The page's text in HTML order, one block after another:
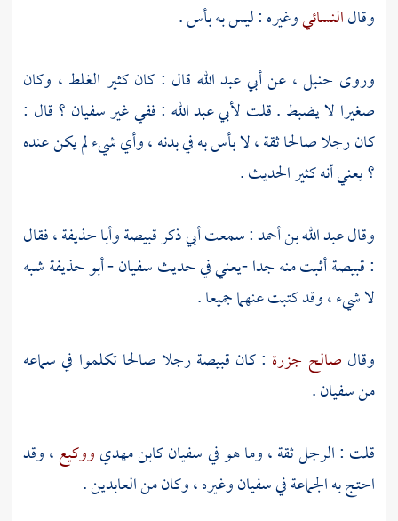
وقالالنسائيوغيره : ليس به بأس .
وروى حنبل، عنأبي عبد الله قال : كان كثير الغلط ، وكان
صغيرا لا يضبط . قلت لأبي عبد الله : ففي غيرسفيان ؟ قال :
كان رجلا صالحا ثقة ، لا بأس به في بدنه ، وأي شيء لم يكن عنده
؟ يعني أنه كثير الحديث .
وقالعبد الله بن أحمد: سمعت أبي ذكرقبيصةوأبا حذيفة، فقال
:قبيصةأثبت منه جدا -يعني في حديثسفيان-أبو حذيفةشبه
لا شيء ، وقد كتبت عنهما جميعا .
وقال صالح جزرة : كان قبيصةرجلا صالحا تكلموا في سماعه
منسفيان.
قلت : الرجل ثقة ، وما هو فيسفيانكابن مهديووكيع، وقد
احتج به الجماعة فيسفيانوغيره ، وكان من العابدين .